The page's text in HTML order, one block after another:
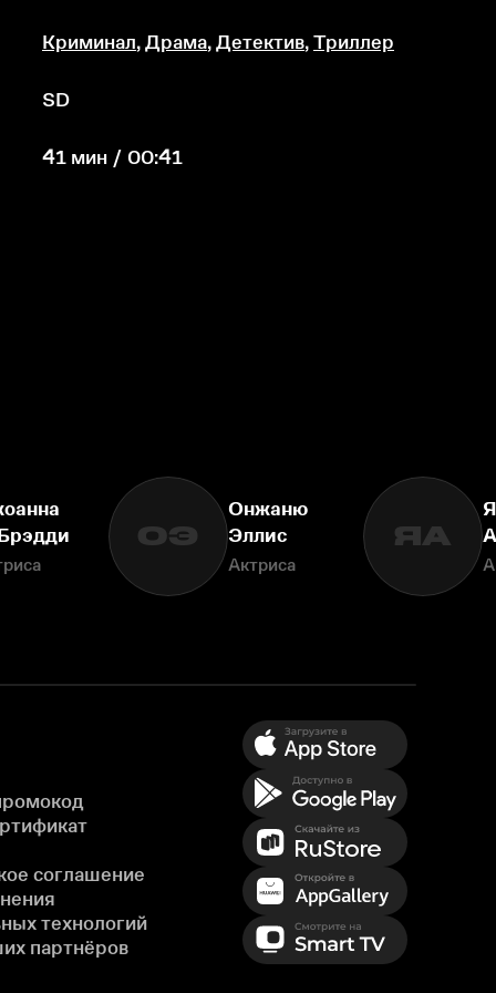
Криминал, Драма, Детектив, Триллер
SD
41 мин / 00:41
ОЭ
Онжаню
Эллис
Актриса
ЯА
соглашение
технологий
партнёров